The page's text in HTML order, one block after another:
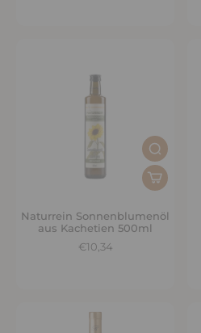
Naturrein Sonnenblumenöl
aus Kachetien 500ml
€10,34